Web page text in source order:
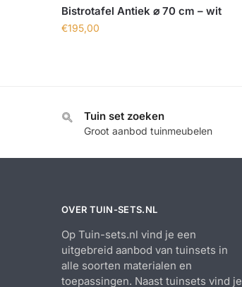
Bistrotafel Antiek ⌀ 70 cm – wit
€195,00
Tuin set zoeken
Groot aanbod tuinmeubelen
OVER TUIN-SETS.NL
Op Tuin-sets.nl vind je een
uitgebreid aanbod van tuinsets in
alle soorten materialen en
toepassingen. Naast tuinsets vind je